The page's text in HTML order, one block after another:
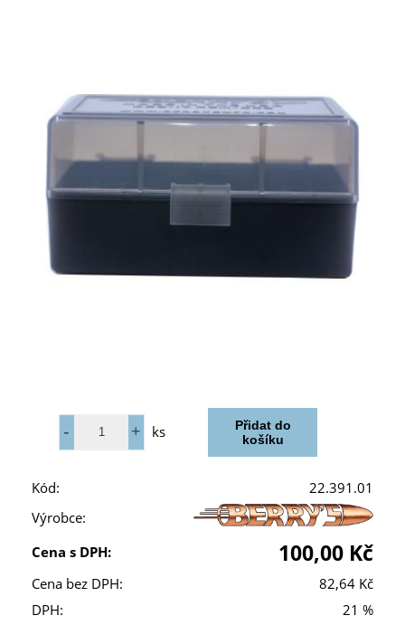
ks
Kód:
22.391.01
Výrobce:
Cena s DPH:
100,00 Kč
Cena bez DPH:
82,64 Kč
DPH:
21 %